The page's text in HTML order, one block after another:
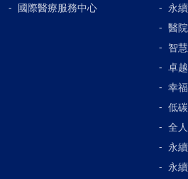
國際醫療服務中心
永
醫
智
卓
幸
低
全
永
永